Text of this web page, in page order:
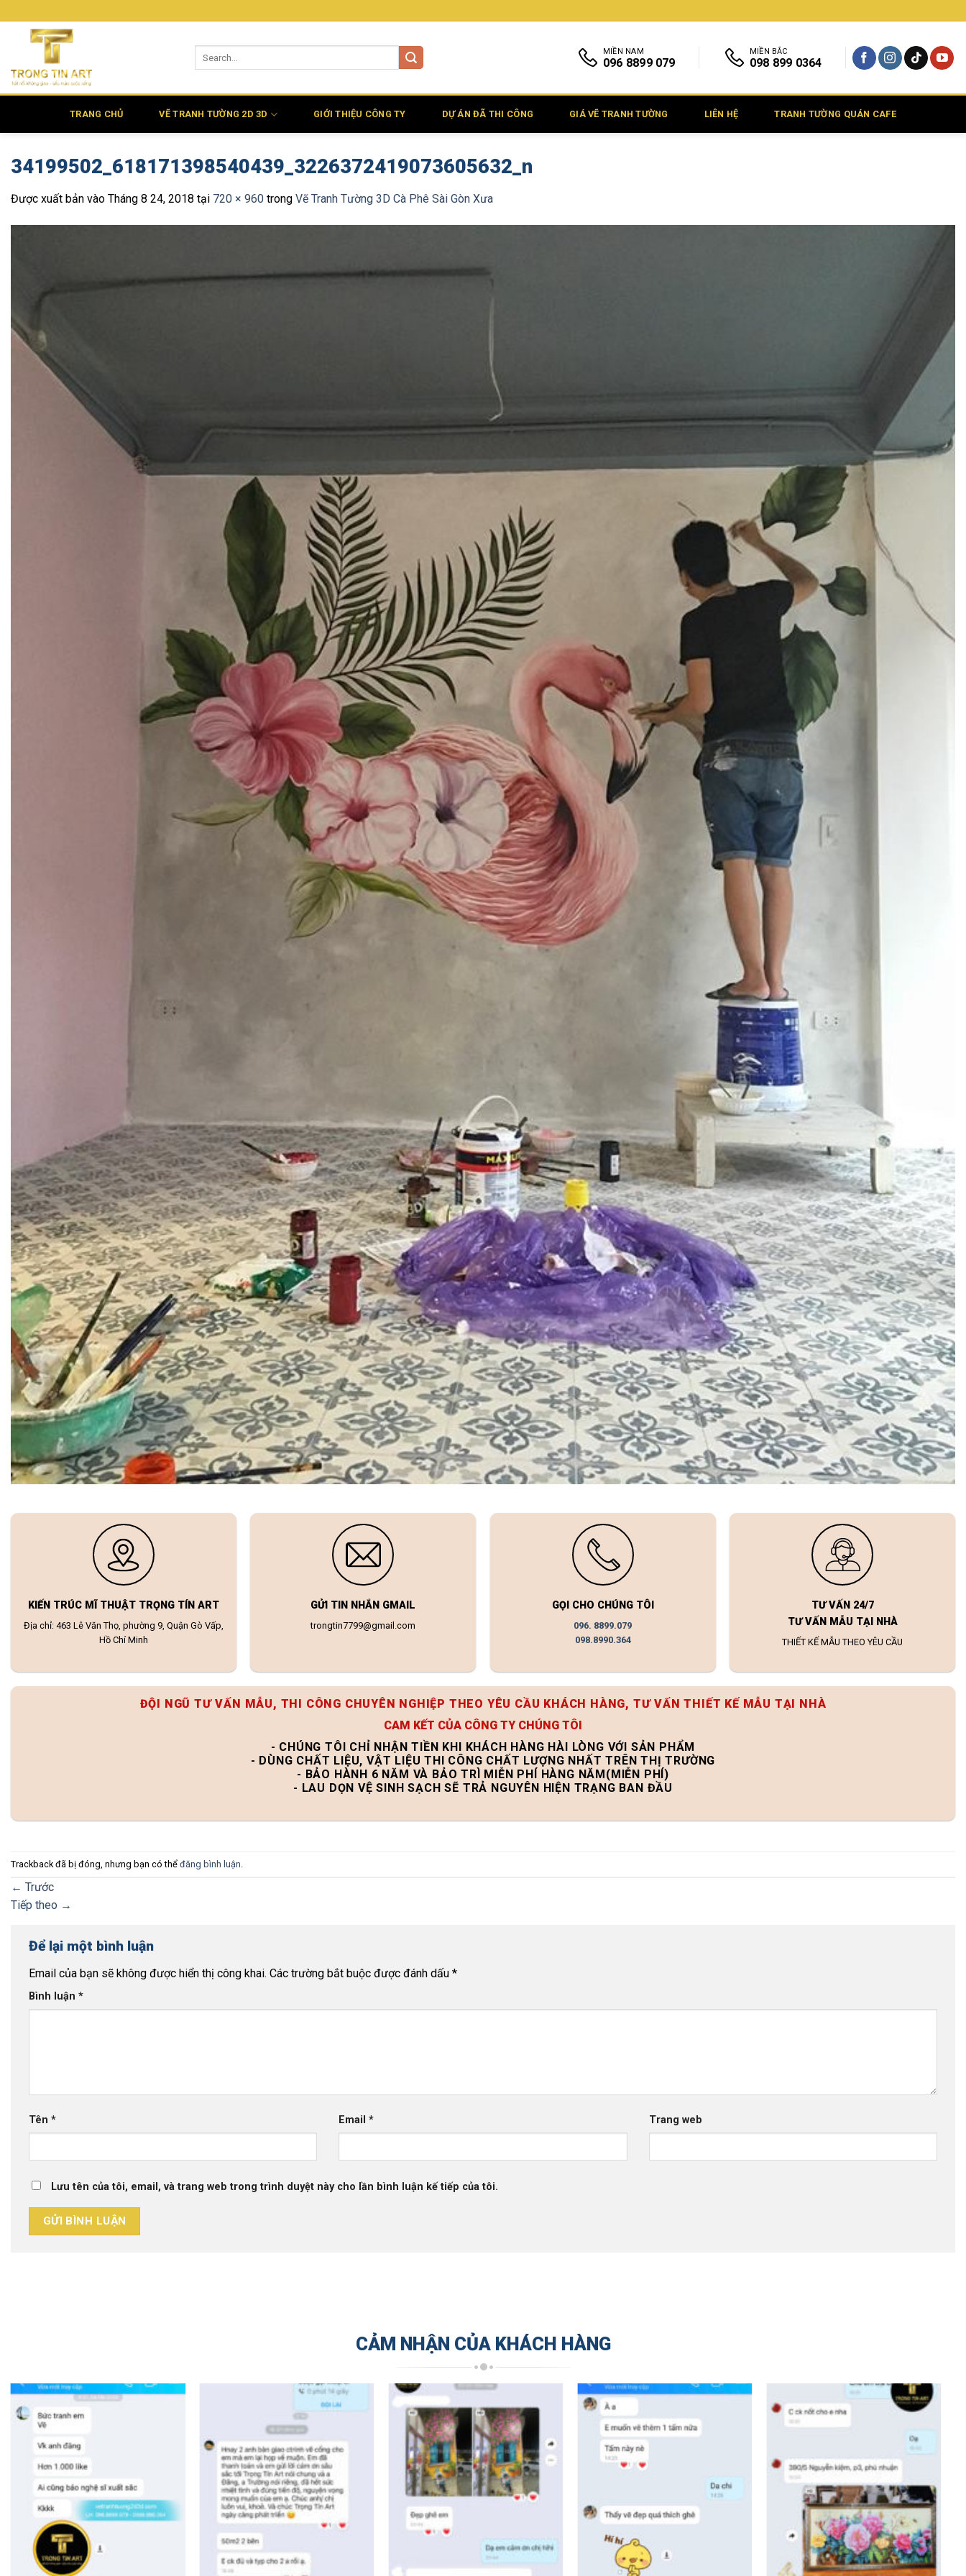
qua
MIỀN NAM
096 8899 079
MIỀN BẮC
098 899 0364
TRANG CHỦ VẼ TRANH TƯỜNG 2D 3D GIỚI THIỆU CÔNG TY DỰ ÁN ĐÃ THI CÔNG GIÁ VẼ TRANH TƯỜNG LIÊN HỆ TRANH TƯỜNG QUÁN CAFE
34199502_618171398540439_3226372419073605632_n
Được xuất bản vào Tháng 8 24, 2018 tại 720 × 960 trong Vẽ Tranh Tường 3D Cà Phê Sài Gòn Xưa
KIẾN TRÚC MĨ THUẬT TRỌNG TÍN ART
Địa chỉ: 463 Lê Văn Thọ, phường 9, Quận Gò Vấp,
Hồ Chí Minh
GỬI TIN NHẮN GMAIL
trongtin7799@gmail.com
GỌI CHO CHÚNG TÔI
096. 8899.079
098.8990.364
TƯ VẤN 24/7
TƯ VẤN MẪU TẠI NHÀ
THIẾT KẾ MẪU THEO YÊU CẦU
ĐỘI NGŨ TƯ VẤN MẪU, THI CÔNG CHUYÊN NGHIỆP THEO YÊU CẦU KHÁCH HÀNG, TƯ VẤN THIẾT KẾ MẪU TẠI NHÀ
CAM KẾT CỦA CÔNG TY CHÚNG TÔI
- CHÚNG TÔI CHỈ NHẬN TIỀN KHI KHÁCH HÀNG HÀI LÒNG VỚI SẢN PHẨM
- DÙNG CHẤT LIỆU, VẬT LIỆU THI CÔNG CHẤT LƯỢNG NHẤT TRÊN THỊ TRƯỜNG
- BẢO HÀNH 6 NĂM VÀ BẢO TRÌ MIỄN PHÍ HÀNG NĂM(MIỄN PHÍ)
- LAU DỌN VỆ SINH SẠCH SẼ TRẢ NGUYÊN HIỆN TRẠNG BAN ĐẦU
Trackback đã bị đóng, nhưng bạn có thể đăng bình luận
← Trước
Tiếp theo →
Để lại một bình luận
Email của bạn sẽ không được hiển thị công khai. Các trường bắt buộc được đánh dấu *
Bình luận *
Tên * Email* Trang web
Lưu tên của tôi, email, và trang web trong trình duyệt này cho lần bình luận kế tiếp của tôi.
CẢM NHẬN CỦA KHÁCH HÀNG